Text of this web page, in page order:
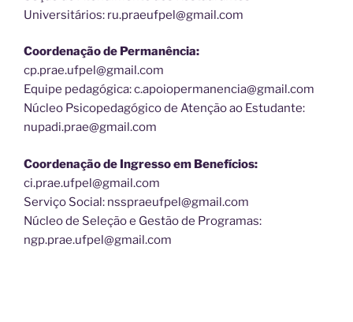
Universitários: ru.praeufpel@gmail.com
Coordenação de Permanência:
cp.prae.ufpel@gmail.com
Equipe pedagógica: c.apoiopermanencia@gmail.com
Núcleo Psicopedagógico de Atenção ao Estudante:
nupadi.prae@gmail.com
Coordenação de Ingresso em Benefícios:
ci.prae.ufpel@gmail.com
Serviço Social: nsspraeufpel@gmail.com
Núcleo de Seleção e Gestão de Programas:
ngp.prae.ufpel@gmail.com